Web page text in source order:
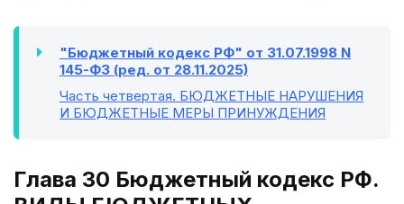
"Бюджетный кодекс РФ" от 31.07.1998 N
145-ФЗ (ред. от 28.11.2025)
Часть четвертая. БЮДЖЕТНЫЕ НАРУШЕНИЯ
И БЮДЖЕТНЫЕ МЕРЫ ПРИНУЖДЕНИЯ
Глава 30 Бюджетный кодекс РФ.